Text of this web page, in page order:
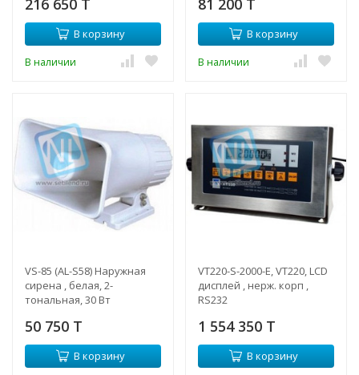
тона, корпус белый,кр.
вспышка
В корзину
В наличии
В корзину
В наличии
VS-85 (AL-S58) Наружная
сирена , белая, 2-
тональная, 30 Вт
50 750 T
В корзину
VT220-S-2000-E, VT220, LСD
дисплей , нерж. корп ,
RS232
1 554 350 T
В корзину